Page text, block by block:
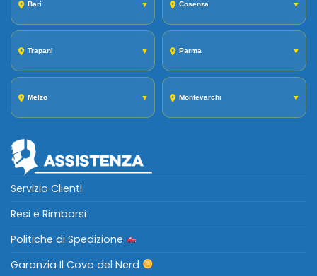
Bari ▼ Cosenza ▼
Trapani ▼ Parma ▼
Melzo ▼ Montevarchi ▼
Servizio Clienti
Resi e Rimborsi
Politiche di Spedizione
Garanzia Il Covo del Nerd